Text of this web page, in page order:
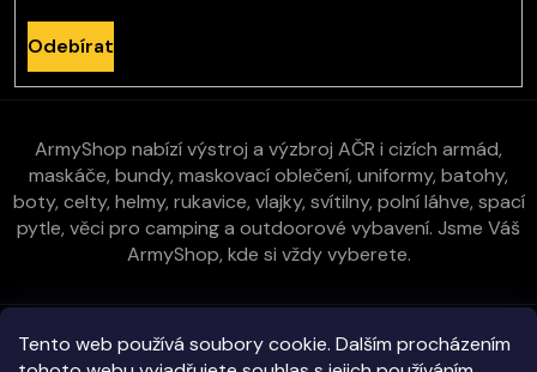
Tento web používá soubory cookie. Dalším procházením
Odebírat
ArmyShop nabízí výstroj a výzbroj AČR i cizích armád,
maskáče, bundy, maskovací oblečení, uniformy, batohy,
boty, celty, helmy, rukavice, vlajky, svítilny, polní láhve, spací
pytle, věci pro camping a outdoorové vybavení. Jsme Váš
ArmyShop, kde si vždy vyberete.
Zákaznická péče